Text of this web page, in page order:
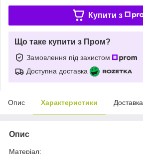
Купити з
Що таке купити з Пром?
Замовлення під захистом
Доступна доставка
Опис Характеристики Доставка
Опис
Матеріал: